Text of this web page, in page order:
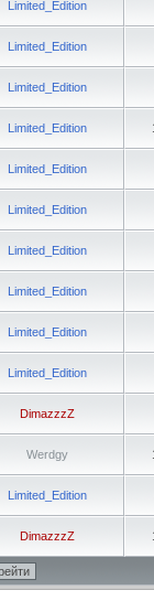
Limited_Edition
Limited_Edition
Limited_Edition
Limited_Edition
Limited_Edition
Limited_Edition
Limited_Edition
Limited_Edition
Limited_Edition
Limited_Edition
DimazzzZ
Werdgy
Limited_Edition
DimazzzZ